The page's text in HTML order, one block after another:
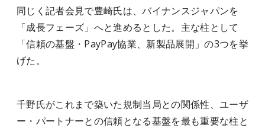
同じく記者会見で豊崎氏は、バイナンスジャパンを
「成長フェーズ」へと進めるとした。主な柱として
「信頼の基盤・PayPay協業、新製品展開」の3つを挙
げた。
千野氏がこれまで築いた規制当局との関係性、ユーザ
ー・パートナーとの信頼となる基盤を最も重要な柱と